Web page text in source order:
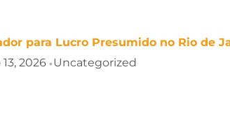
para Lucro Presumido no Rio de
2026 • Uncategorized